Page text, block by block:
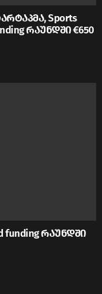
Sports
რაუნდში €650
funding რაუნდში